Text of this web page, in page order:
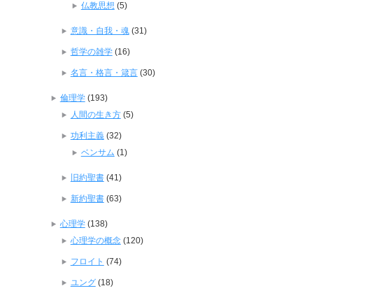
仏教思想 (5)
意識・自我・魂(31)
哲学の雑学(16)
名言・格言・箴言(30)
倫理学(193)
人間の生き方(5)
功利主義(32)
ベンサム (1)
旧約聖書(41)
新約聖書(63)
心理学(138)
心理学の概念(120)
フロイト (74)
ユング(18)